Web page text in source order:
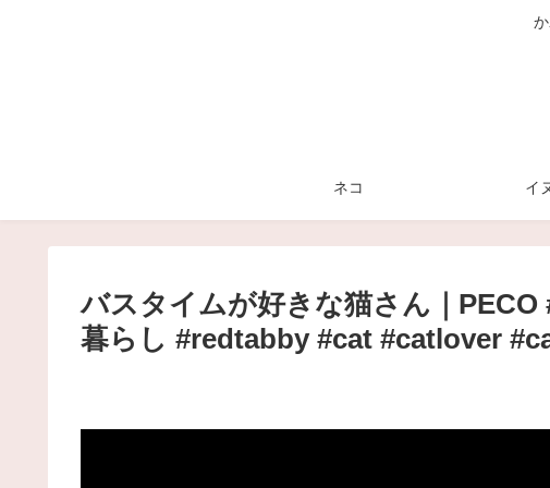
ネコ イ
バスタイムが好きな猫さん｜PECO
暮らし #redtabby #cat #catlover